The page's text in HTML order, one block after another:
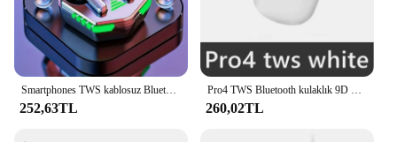
Smartphones TWS kablosuz Bluetooth kulaklık Stereo akıllı telefonlar için şarj kutusu ile 5.0 kulaklık spor kulakiçi mikrofon Xiaomi IOS
252,63TL
Pro4 TWS Bluetooth kulaklık 9D Stereo kablosuz kulaklık In-kulak Xiaomi iPhone için mikrofon ile HiFi kulaklık HandsFree kulaklık
260,02TL